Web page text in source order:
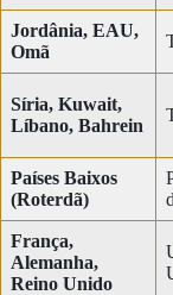
Jordânia, EAU,
Omã
Síria, Kuwait,
Líbano, Bahrein
Países Baixos
(Roterdã)
França,
Alemanha,
Reino Unido